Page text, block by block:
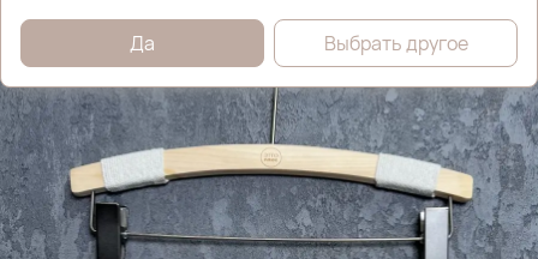
Да Выбрать другое